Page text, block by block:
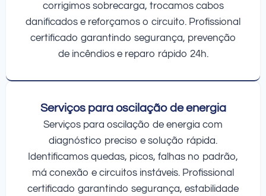
corrigimos sobrecarga, trocamos cabos
danificados e reforçamos o circuito. Profissional
certificado garantindo segurança, prevenção
de incêndios e reparo rápido 24h.
Serviços para oscilação de energia
Serviços para oscilação de energia com
diagnóstico preciso e solução rápida.
Identificamos quedas, picos, falhas no padrão,
má conexão e circuitos instáveis. Profissional
certificado garantindo segurança, estabilidade